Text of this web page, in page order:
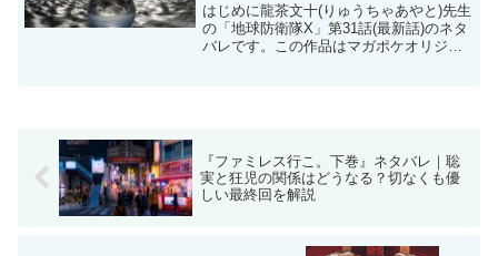
はじめに龍茶文十(りゅうちゃあやと)先生
の「地球防衛隊X」第31話(最新話)のネタ
バレです。この作品はマガポケオリジナ
『ファミレス行こ。下巻』ネタバレ｜聡
実と狂児の関係はどうなる？切なくも優
しい最終回を解説